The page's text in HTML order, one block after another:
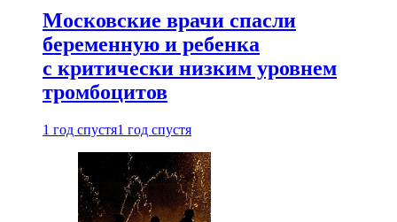
Московские врачи спасли
беременную и ребенка
с критически низким уровнем
тромбоцитов
1 год спустя1 год спустя